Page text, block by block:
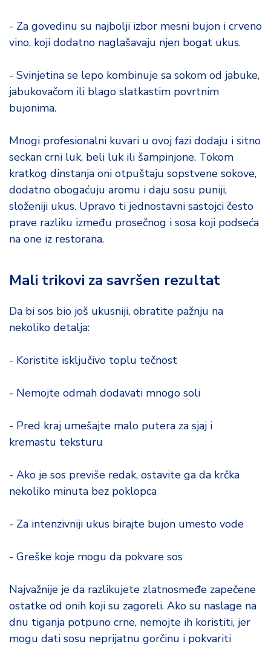
- Za govedinu su najbolji izbor mesni bujon i crveno
vino, koji dodatno naglašavaju njen bogat ukus.
- Svinjetina se lepo kombinuje sa sokom od jabuke,
jabukovačom ili blago slatkastim povrtnim
bujonima.
Mnogi profesionalni kuvari u ovoj fazi dodaju i sitno
seckan crni luk, beli luk ili šampinjone. Tokom
kratkog dinstanja oni otpuštaju sopstvene sokove,
dodatno obogaćuju aromu i daju sosu puniji,
složeniji ukus. Upravo ti jednostavni sastojci često
prave razliku između prosečnog i sosa koji podseća
na one iz restorana.
Mali trikovi za savršen rezultat
Da bi sos bio još ukusniji, obratite pažnju na
nekoliko detalja:
- Koristite isključivo toplu tečnost
- Nemojte odmah dodavati mnogo soli
- Pred kraj umešajte malo putera za sjaj i
kremastu teksturu
- Ako je sos previše redak, ostavite ga da krčka
nekoliko minuta bez poklopca
- Za intenzivniji ukus birajte bujon umesto vode
- Greške koje mogu da pokvare sos
Najvažnije je da razlikujete zlatnosmeđe zapečene
ostatke od onih koji su zagoreli. Ako su naslage na
dnu tiganja potpuno crne, nemojte ih koristiti, jer
mogu dati sosu neprijatnu gorčinu i pokvariti